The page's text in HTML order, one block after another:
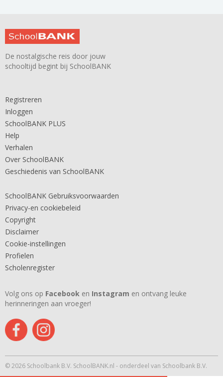
De nostalgische reis door jouw
schooltijd begint bij SchoolBANK
Registreren
Inloggen
SchoolBANK PLUS
Help
Verhalen
Over SchoolBANK
Geschiedenis van SchoolBANK
SchoolBANK Gebruiksvoorwaarden
Privacy-en cookiebeleid
Copyright
Disclaimer
Cookie-instellingen
Profielen
Scholenregister
Volg ons op Facebook en Instagram en ontvang leuke
herinneringen aan vroeger!
© 2026 Schoolbank B.V. SchoolBANK.nl - onderdeel van Schoolbank B.V.